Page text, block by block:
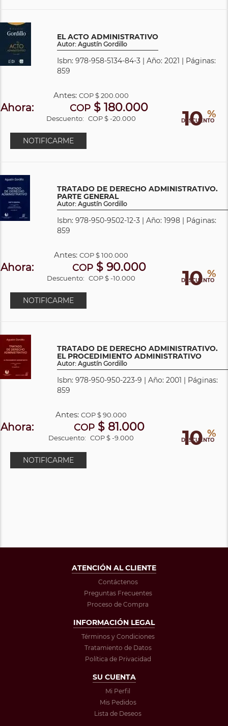
EL ACTO ADMINISTRATIVO
Autor: Agustín Gordillo
Isbn: 978-958-5134-84-3 | Año: 2021 | Páginas:
859
10 %
DESCUENTO
Antes:COP$ 200.000
Ahora: COP $ 180.000
Descuento: COP $ -20.000
NOTIFICARME
TRATADO DE DERECHO ADMINISTRATIVO.
PARTE GENERAL
Autor: Agustín Gordillo
Isbn: 978-950-9502-12-3 | Año: 1998 | Páginas:
859
10 %
DESCUENTO
Antes:COP$ 100.000
Ahora: COP$ 90.000
Descuento: COP $ -10.000
NOTIFICARME
TRATADO DE DERECHO ADMINISTRATIVO.
EL PROCEDIMIENTO ADMINISTRATIVO
Autor: Agustín Gordillo
Isbn: 978-950-950-223-9 | Año: 2001 | Páginas:
859
10 %
DESCUENTO
Antes:COP$ 90.000
Ahora: COP$ 81.000
Descuento: COP $ -9.000
NOTIFICARME
ATENCIÓN AL CLIENTE
Contáctenos
Preguntas Frecuentes
Proceso de Compra
INFORMACIÓN LEGAL
Términos y Condiciones
Tratamiento de Datos
Política de Privacidad
SU CUENTA
Mi Perfil
Mis Pedidos
Lista de Deseos